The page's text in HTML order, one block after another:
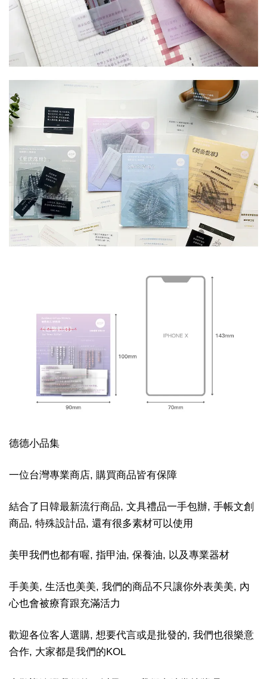
德德小品集
一位台灣專業商店, 購買商品皆有保障
結合了日韓最新流行商品, 文具禮品一手包辦, 手帳文創
商品, 特殊設計品, 還有很多素材可以使用
美甲我們也都有喔, 指甲油, 保養油, 以及專業器材
手美美, 生活也美美, 我們的商品不只讓你外表美美, 內
心也會被療育跟充滿活力
歡迎各位客人選購, 想要代言或是批發的, 我們也很樂意
合作, 大家都是我們的KOL